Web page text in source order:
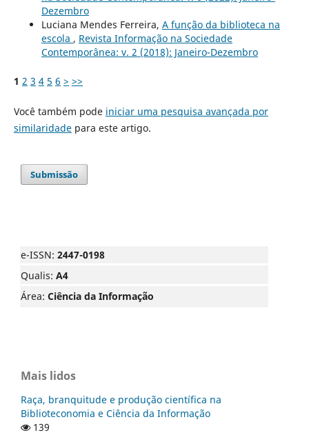
Dezembro
Luciana Mendes Ferreira, A função da biblioteca na
escola , Revista Informação na Sociedade
Contemporânea: v. 2 (2018): Janeiro-Dezembro
1 2 3 4 5 6 > >>
Você também pode iniciar uma pesquisa avançada por
similaridadepara este artigo.
Submissão
e-ISSN: 2447-0198
Qualis: A4
Área: Ciência da Informação
Mais lidos
Raça, branquitude e produção científica na
Biblioteconomia e Ciência da Informação
139